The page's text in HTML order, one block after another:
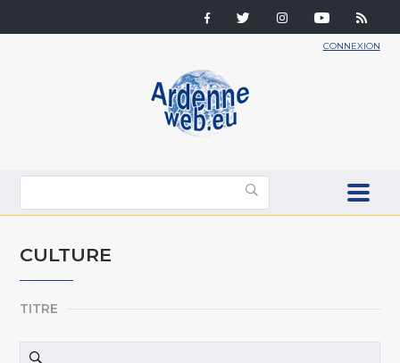
CONNEXION
CULTURE
TITRE